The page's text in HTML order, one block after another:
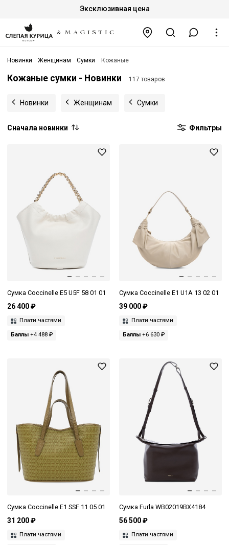
Эксклюзивная цена
Новинки Женщинам Сумки Кожаные
Кожаные сумки - Новинки 117 товаров
Новинки Женщинам Сумки
Сначала новинки Фильтры
Сумка Coccinelle E5 U5F 58 01 01
26 400 ₽
Плати частями
Баллы +4 488 ₽
Сумка Coccinelle E1 U1A 13 02 01
39 000 ₽
Плати частями
Баллы+6 630 ₽
Сумка Coccinelle E1 SSF 11 05 01
31 200 ₽
Плати частями
Сумка Furla WB02019BX4184
56 500 ₽
Плати частями